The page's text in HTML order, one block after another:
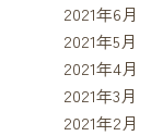
2021年6月
2021年5月
2021年4月
2021年3月
2021年2月